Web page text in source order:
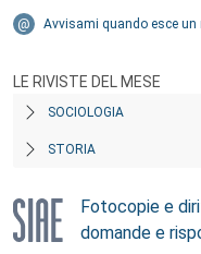
Avvisami quando esce un
LE RIVISTE DEL MESE
SOCIOLOGIA
STORIA
Fotocopie e
domande e